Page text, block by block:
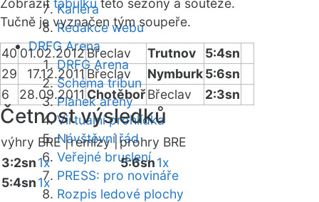
Kariéra
Redakce webu
DRFG Arena
DRFG Arena
Schéma tribun
Plánek areny
Virtuální prohlídka
Návštěvní řád
Veřejné bruslení
PRESS: pro novináře
Rozpis ledové plochy
Zobrazit tabulku této sezóny a soutěže.
Tučně je vyznačen tým soupeře.
40 01.02.2012Břeclav Trutnov
5:4sn
29
17.12.2011Břeclav Nymburk5:6sn
6
28.09.2011 ChotěbořBřeclav 2:3sn
Četnost výsledků
výhry BRE |remízy | prohry BRE
3:2sn1x
5:4sn1x
5:6sn1x